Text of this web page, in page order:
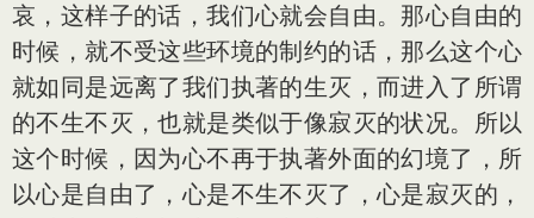
哀，这样子的话，我们心就会自由。那心自由的
时候，就不受这些环境的制约的话，那么这个心
就如同是远离了我们执著的生灭，而进入了所谓
的不生不灭，也就是类似于像寂灭的状况。所以
这个时候，因为心不再于执著外面的幻境了，所
以心是自由了，心是不生不灭了，心是寂灭的，